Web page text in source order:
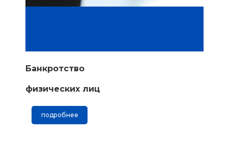
Банкротство
физических лиц
подробнее